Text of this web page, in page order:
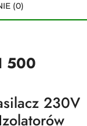
(0)
500
230V